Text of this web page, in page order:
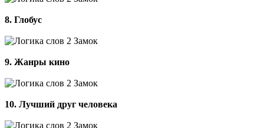
8. Глобус
9. Жанры кино
10. Лучший друг человека